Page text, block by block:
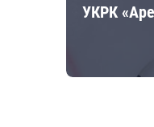
УКРК